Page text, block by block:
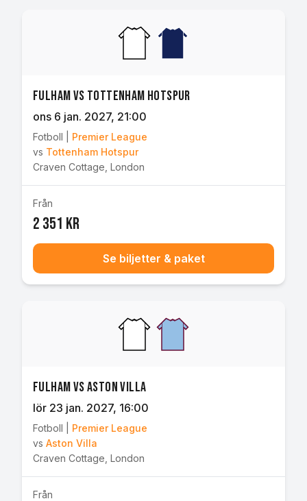
Fulham vs Tottenham Hotspur
ons 6 jan. 2027, 21:00
Fotboll
Premier League
vs Tottenham Hotspur
Craven Cottage London
Från
2 351 kr
Se biljetter & paket
Fulham vs Aston Villa
lör 23 jan. 2027, 16:00
Fotboll
Premier League
vs Aston Villa
Craven Cottage London
Från